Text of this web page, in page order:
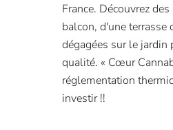
France. Découvrez
balcon, d'une
dégagées sur le jardin
qualité. « Cœur
réglementation
investir !!